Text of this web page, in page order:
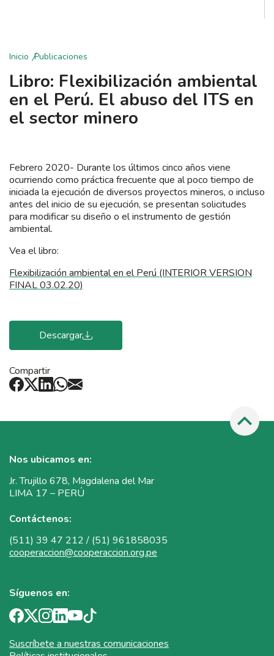
Inicio Publicaciones
Libro: Flexibilización ambiental
en el Perú. El abuso del ITS en
el sector minero
Febrero 2020- Durante los últimos cinco años viene
ocurriendo como práctica frecuente que al poco tiempo de
iniciada la ejecución de diversos proyectos mineros, o incluso
antes del inicio de su ejecución, se presentan solicitudes
para modificar su diseño o el instrumento de gestión
ambiental.
Vea el libro:
Flexibilización ambiental en el Perú (INTERIOR VERSION
FINAL 03.02.20)
Descargar
Compartir
Nos ubicamos en:
Jr. Trujillo 678, Magdalena del Mar
LIMA 17 – PERÚ
Contáctenos:
(511) 39 47 212 / (51) 961858035
cooperaccion@cooperaccion.org.pe
Síguenos en:
Suscríbete a nuestras comunicaciones